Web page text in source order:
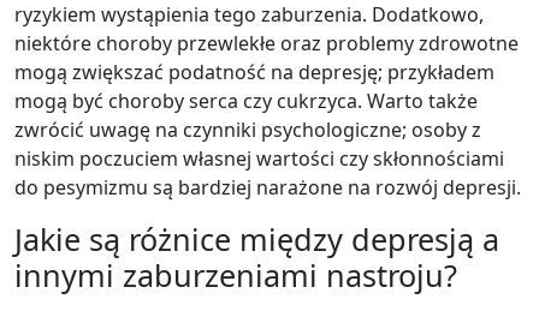
ryzykiem wystąpienia tego zaburzenia. Dodatkowo,
niektóre choroby przewlekłe oraz problemy zdrowotne
mogą zwiększać podatność na depresję; przykładem
mogą być choroby serca czy cukrzyca. Warto także
zwrócić uwagę na czynniki psychologiczne; osoby z
niskim poczuciem własnej wartości czy skłonnościami
do pesymizmu są bardziej narażone na rozwój depresji.
Jakie są różnice między depresją a
innymi zaburzeniami nastroju?